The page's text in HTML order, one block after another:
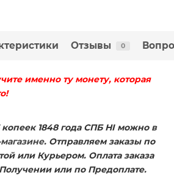
Отзывы 0
именно ту монету, которая
копеек 1848 года СПБ НI можно в
. Отправляем заказы по
или Курьером. Оплата заказа
или по Предоплате.